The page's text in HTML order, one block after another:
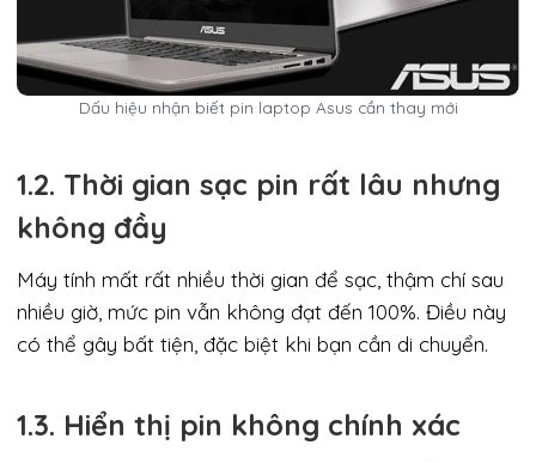
Dấu hiệu nhận biết pin laptop Asus cần thay mới
1.2. Thời gian sạc pin rất lâu nhưng
không đầy
Máy tính mất rất nhiều thời gian để sạc, thậm chí sau
nhiều giờ, mức pin vẫn không đạt đến 100%. Điều này
có thể gây bất tiện, đặc biệt khi bạn cần di chuyển.
1.3. Hiển thị pin không chính xác